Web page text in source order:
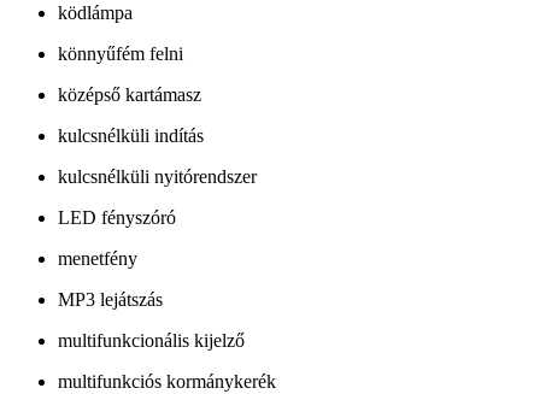
ködlámpa
könnyűfém felni
középső kartámasz
kulcsnélküli indítás
kulcsnélküli nyitórendszer
LED fényszóró
menetfény
MP3 lejátszás
multifunkcionális kijelző
multifunkciós kormánykerék